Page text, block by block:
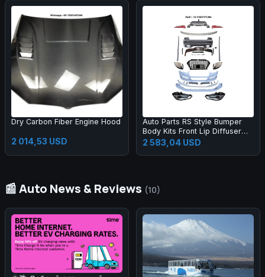
Dry Carbon Fiber Engine Hood
2 014,53 USD
Auto Parts RS Style Bumper
Body Kits Front Lip Diffuser
Side Skirts Headlights
Taillights Bumper Body Kit for
2 583,04 USD
📰 Auto News & Reviews (10)